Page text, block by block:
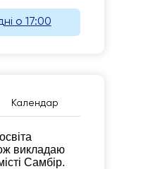
о 17:00
Календар
викладаю
Самбір.